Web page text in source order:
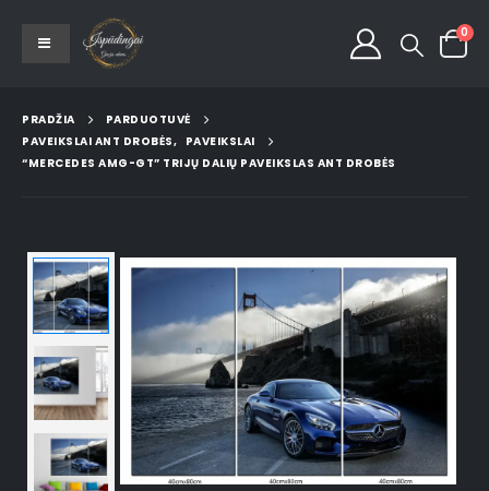
0
PRADŽIA
PARDUOTUVĖ
PAVEIKSLAI ANT DROBĖS, PAVEIKSLAI
“MERCEDES AMG-GT” TRIJŲ DALIŲ PAVEIKSLAS ANT DROBĖS